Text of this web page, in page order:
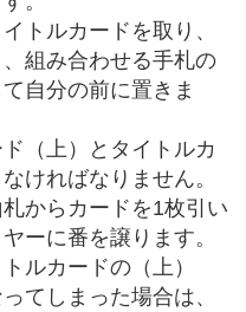
トルカードを取り、
組み合わせる手札の
自分の前に置きま
（上）とタイトルカ
ければなりません。
からカードを1枚引い
ーに番を譲ります。
ルカードの（上）
てしまった場合は、